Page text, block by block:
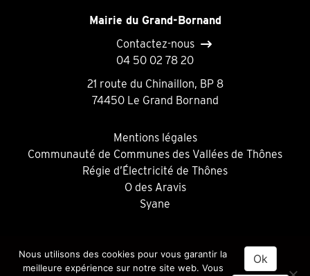
Mairie du Grand-Bornand
Contactez-nous
04 50 02 78 20
21 route du Chinaillon, BP 8
74450 Le Grand Bornand
Mentions légales
Communauté de Communes des Vallées de Thônes
Régie d’Électricité de Thônes
O des Aravis
Syane
Nous utilisons des cookies pour vous garantir la
meilleure expérience sur notre site web. Vous
Ok